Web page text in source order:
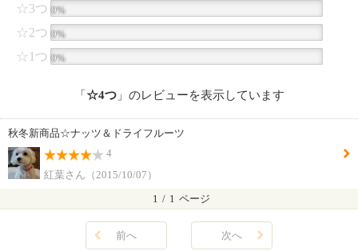
☆3つ 0%
☆2つ 0%
☆1つ 0%
「 ☆4つ」のレビューを表示しています
秋冬新商品☆ナッツ＆ドライフルーツ
4
紅葉さん（2015/10/07）
1 / 1 ページ
前へ 次へ